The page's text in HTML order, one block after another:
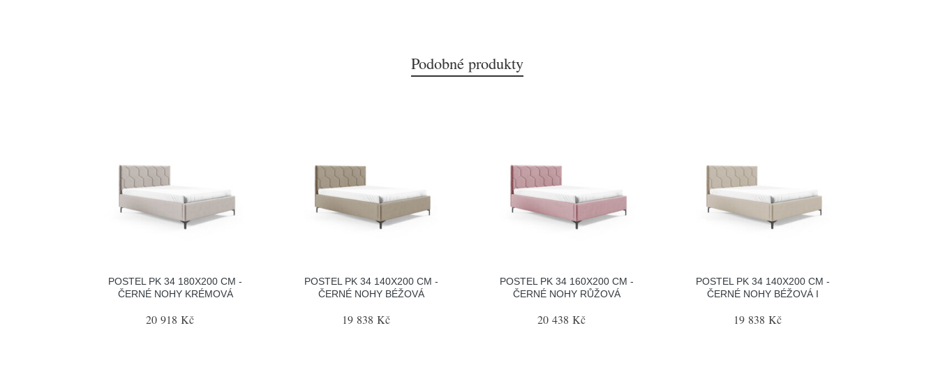
Podobné produkty
POSTEL PK 34 180X200 CM -
ČERNÉ NOHY KRÉMOVÁ
20 918 Kč
POSTEL PK 34 140X200 CM -
ČERNÉ NOHY BÉŽOVÁ
19 838 Kč
POSTEL PK 34 160X200 CM -
ČERNÉ NOHY RŮŽOVÁ
20 438 Kč
POSTEL PK 34 140X200 CM -
ČERNÉ NOHY BÉŽOVÁ I
19 838 Kč